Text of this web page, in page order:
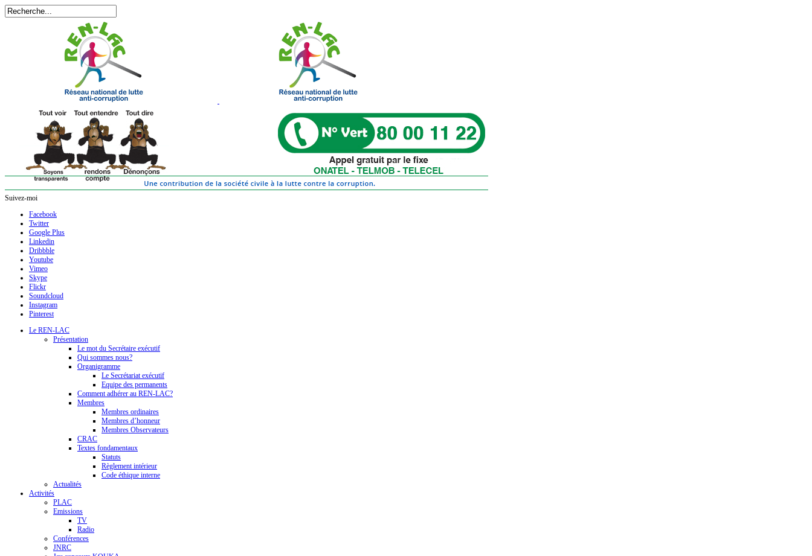
Suivez-moi
Facebook
Twitter
Google Plus
Linkedin
Dribbble
Youtube
Vimeo
Skype
Flickr
Soundcloud
Instagram
Pinterest
Le REN-LAC
Présentation
Le mot du Secrétaire exécutif
Qui sommes nous?
Organigramme
Le Secrétariat exécutif
Equipe des permanents
Comment adhérer au REN-LAC?
Membres
Membres ordinaires
Membres d’honneur
Membres Observateurs
CRAC
Textes fondamentaux
Statuts
Règlement intérieur
Code éthique interne
Actualités
Activités
PLAC
Emissions
TV
Radio
Conférences
JNRC